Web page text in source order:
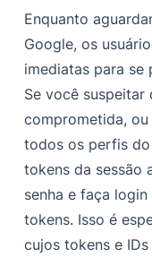
Enquanto
Google, os
imediatas para se
Se você
comprometida,
todos os perfis
tokens da sessão
senha e faça
tokens. Isso é
cujos tokens e